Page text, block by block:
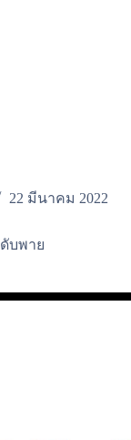
22 มีนาคม 2022
ดับพาย